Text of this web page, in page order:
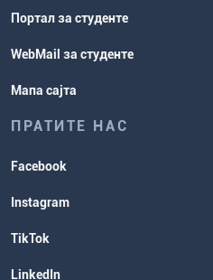
Портал за студенте
WebMail за студенте
Мапа сајта
ПРАТИТЕ НАС
Facebook
Instagram
TikTok
LinkedIn